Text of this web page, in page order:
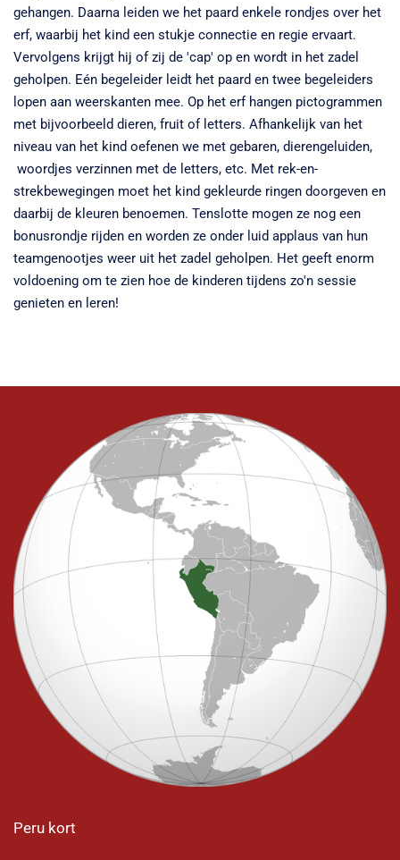
gehangen. Daarna leiden we het paard enkele rondjes over het
erf, waarbij het kind een stukje connectie en regie ervaart.
Vervolgens krijgt hij of zij de 'cap' op en wordt in het zadel
geholpen. Eén begeleider leidt het paard en twee begeleiders
lopen aan weerskanten mee. Op het erf hangen pictogrammen
met bijvoorbeeld dieren, fruit of letters. Afhankelijk van het
niveau van het kind oefenen we met gebaren, dierengeluiden,
woordjes verzinnen met de letters, etc. Met rek-en-
strekbewegingen moet het kind gekleurde ringen doorgeven en
daarbij de kleuren benoemen. Tenslotte mogen ze nog een
bonusrondje rijden en worden ze onder luid applaus van hun
teamgenootjes weer uit het zadel geholpen. Het geeft enorm
voldoening om te zien hoe de kinderen tijdens zo'n sessie
genieten en leren!
Peru kort